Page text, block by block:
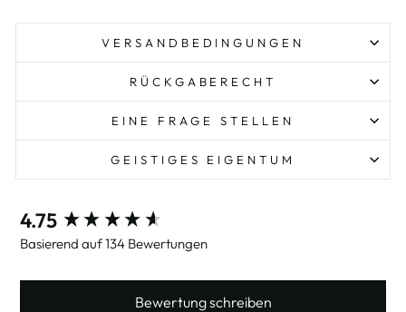
VERSANDBEDINGUNGEN
RÜCKGABERECHT
EINE FRAGE STELLEN
GEISTIGES EIGENTUM
4.75
Basierend auf 134 Bewertungen
Bewertung schreiben
New content loaded